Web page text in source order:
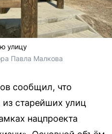
улицу
Павла Малкова
сообщил, что
из старейших улиц
нацпроекта